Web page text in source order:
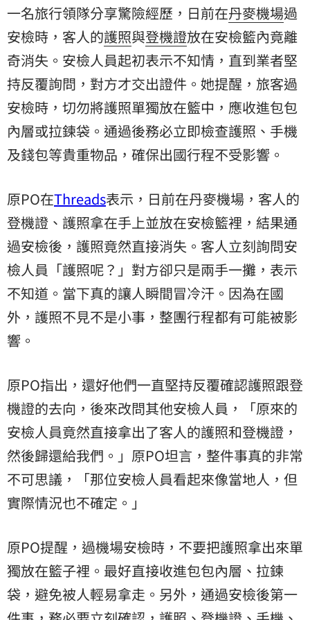
一名旅行領隊分享驚險經歷，日前在丹麥機場過
安檢時，客人的護照與登機證放在安檢籃內竟離
奇消失。安檢人員起初表示不知情，直到業者堅
持反覆詢問，對方才交出證件。她提醒，旅客過
安檢時，切勿將護照單獨放在籃中，應收進包包
內層或拉鍊袋。通過後務必立即檢查護照、手機
及錢包等貴重物品，確保出國行程不受影響。
原PO在Threads表示，日前在丹麥機場，客人的
登機證、護照拿在手上並放在安檢籃裡，結果通
過安檢後，護照竟然直接消失。客人立刻詢問安
檢人員「護照呢？」對方卻只是兩手一攤，表示
不知道。當下真的讓人瞬間冒冷汗。因為在國
外，護照不見不是小事，整團行程都有可能被影
響。
原PO指出，還好他們一直堅持反覆確認護照跟登
機證的去向，後來改問其他安檢人員，「原來的
安檢人員竟然直接拿出了客人的護照和登機證，
然後歸還給我們。」原PO坦言，整件事真的非常
不可思議，「那位安檢人員看起來像當地人，但
實際情況也不確定。」
原PO提醒，過機場安檢時，不要把護照拿出來單
獨放在籃子裡。最好直接收進包包內層、拉鍊
袋，避免被人輕易拿走。另外，通過安檢後第一